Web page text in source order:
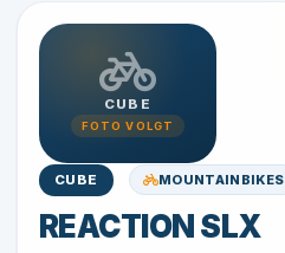
CUBE
FOTO VOLGT
CUBE MOUNTAINBIKES
REACTION SLX